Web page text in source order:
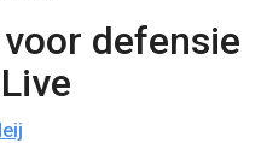
defensie